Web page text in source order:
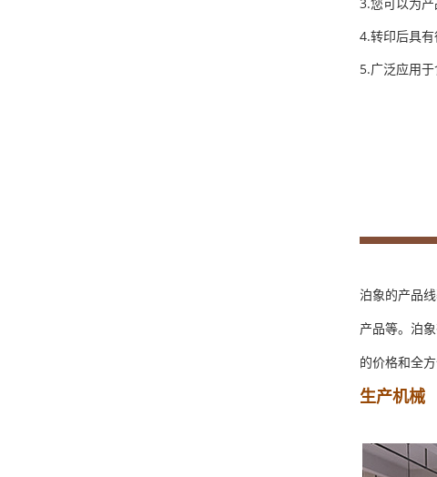
4.转印后具
5.广泛应用
泊象的产品
产品等。泊
的价格和全方
生产机械